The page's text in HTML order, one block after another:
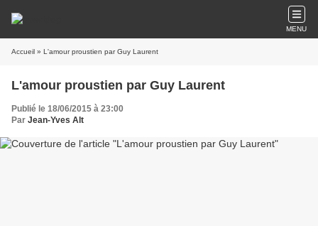
MENU
Accueil » L'amour proustien par Guy Laurent
L'amour proustien par Guy Laurent
Publié le 18/06/2015 à 23:00
Par Jean-Yves Alt